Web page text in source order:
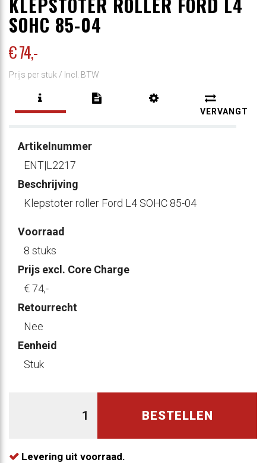
SOHC 85-04
€ 74,-
Prijs per stuk / Incl. BTW
VERVANGT
Artikelnummer
ENT|L2217
Beschrijving
Klepstoter roller Ford L4 SOHC 85-04
Voorraad
8 stuks
Prijs excl. Core Charge
€ 74,-
Retourrecht
Nee
Eenheid
Stuk
BESTELLEN
Levering uit voorraad.